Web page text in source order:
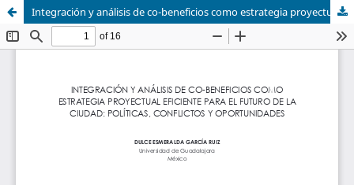
Integración y análisis de co-beneficios como estrategia proyectual eficiente para el futuro de la ciudad: políticas, conflictos y oportunidades